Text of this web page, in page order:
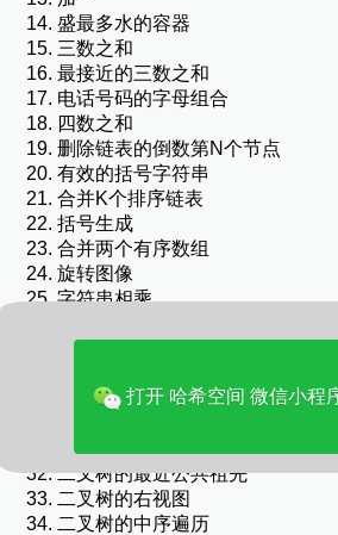
盛最多水的容器
三数之和
最接近的三数之和
电话号码的字母组合
四数之和
删除链表的倒数第N个节点
有效的括号字符串
合并K个排序链表
括号生成
合并两个有序数组
旋转图像
字符串相乘
二叉树的最大深度
二叉树的层次遍历
将有序数组转换为二叉搜索树
二叉树的最近公共祖先
二叉树的右视图
二叉树的中序遍历
打开 哈希空间 微信小程